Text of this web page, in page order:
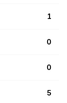
1
0
0
5